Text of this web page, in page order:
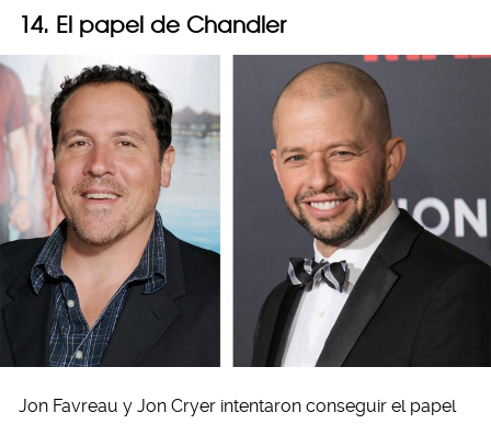
14. El papel de Chandler
Jon Favreau y Jon Cryer intentaron conseguir el papel